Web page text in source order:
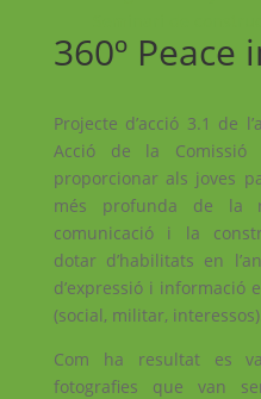
360º Peace
Projecte d’acció 3.1 de
Acció de la
proporcionar als joves
més profunda de la
comunicació i la
dotar d’habilitats en
d’expressió i informació
(social, militar,
Com ha resultat es
fotografies que van